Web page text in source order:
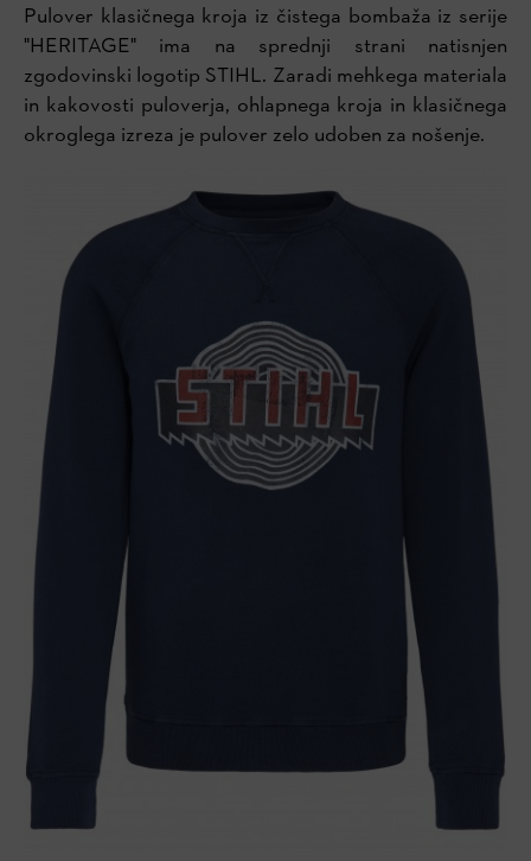
Pulover klasičnega kroja iz čistega bombaža iz serije
"HERITAGE" ima na sprednji strani natisnjen
zgodovinski logotip STIHL. Zaradi mehkega materiala
in kakovosti puloverja, ohlapnega kroja in klasičnega
okroglega izreza je pulover zelo udoben za nošenje.